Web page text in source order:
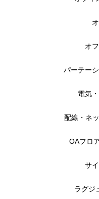
オ
パーテー
電気
配線・ネ
OAフロ
サ
ラグジ